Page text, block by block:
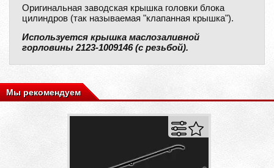
Оригинальная заводская крышка головки блока
цилиндров (так называемая "клапанная крышка").
Используется крышка маслозаливной
горловины 2123-1009146 (с резьбой).
Мы рекомендуем